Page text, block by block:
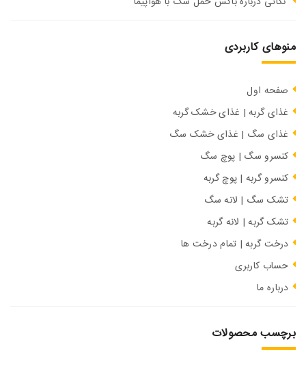
منوهای کاربردی
صفحه اول
غذای گربه | غذای خشک گربه
غذای سگ | غذای خشک سگ
کنسرو سگ | پوچ سگ
کنسرو گربه | پوچ گربه
تشک سگ | لانه سگ
تشک گربه | لانه گربه
درخت گربه | تمام درخت ها
حساب کاربری
درباره ما
برچسب محصولات